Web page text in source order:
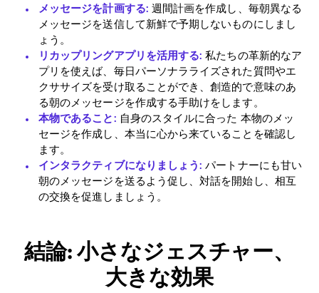
メッセージを計画する: 週間計画を作成し、毎朝異なる
メッセージを送信して新鮮で予期しないものにしまし
ょう。
リカップリングアプリを活用する: 私たちの革新的なア
プリを使えば、毎日パーソナラライズされた質問やエ
クササイズを受け取ることができ、創造的で意味のあ
る朝のメッセージを作成する手助けをします。
本物であること: 自身のスタイルに合った 本物のメッ
セージを作成し、本当に心から来ていることを確認し
ます。
インタラクティブになりましょう: パートナーにも甘い
朝のメッセージを送るよう促し、対話を開始し、相互
の交換を促進しましょう。
結論: 小さなジェスチャー、
大きな効果